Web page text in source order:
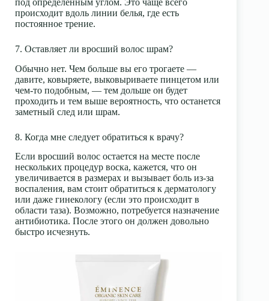
происходит вдоль линии белья, где есть
постоянное трение.
7. Оставляет ли вросший волос шрам?
Обычно нет. Чем больше вы его трогаете —
давите, ковыряете, выковыриваете пинцетом или
чем-то подобным, — тем дольше он будет
проходить и тем выше вероятность, что останется
заметный след или шрам.
8. Когда мне следует обратиться к врачу?
Если вросший волос остается на месте после
нескольких процедур воска, кажется, что он
увеличивается в размерах и вызывает боль из-за
воспаления, вам стоит обратиться к дерматологу
или даже гинекологу (если это происходит в
области таза). Возможно, потребуется назначение
антибиотика. После этого он должен довольно
быстро исчезнуть.